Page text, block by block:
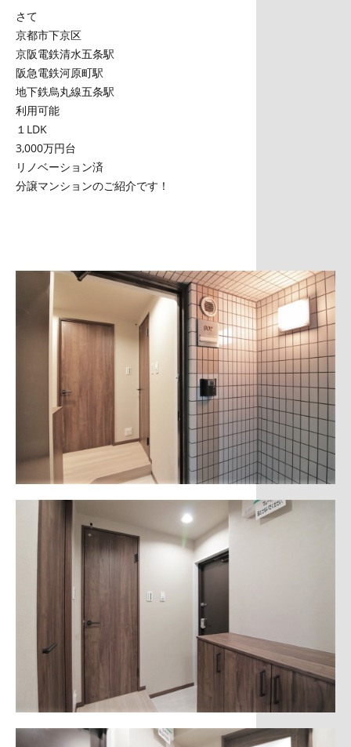
さて
京都市下京区
京阪電鉄清水五条駅
阪急電鉄河原町駅
地下鉄烏丸線五条駅
利用可能
１LDK
3,000万円台
リノベーション済
分譲マンションのご紹介です！